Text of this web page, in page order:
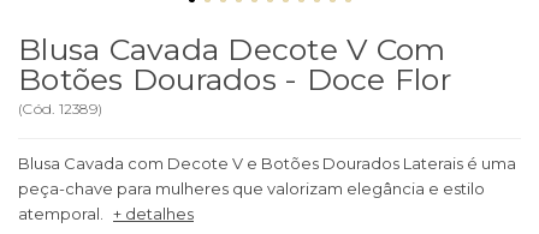
Blusa Cavada Decote V Com
Botões Dourados - Doce Flor
(Cód. 12389)
Blusa Cavada com Decote V e Botões Dourados Laterais é uma
peça-chave para mulheres que valorizam elegância e estilo
atemporal.
+ detalhes